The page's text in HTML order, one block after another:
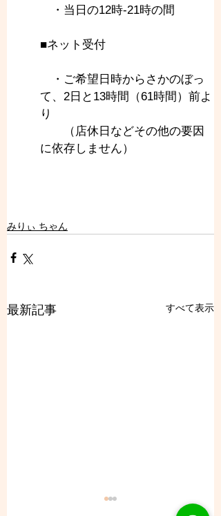
・当日の12時-21時の間
■ネット受付
・ご希望日時からさかのぼっ
て、2日と13時間（61時間）前よ
り
（店休日などその他の要因
に依存しません）
みりぃ ちゃん
最新記事 すべて表示